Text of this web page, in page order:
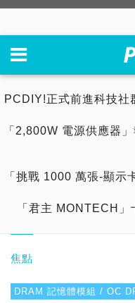
PCDIY!正式前進科技社
「2,800W 電源供應器
「挑戰 1000 萬張-顯示
「君主 MONTECH
焦點
DRAM 記憶體模組 / OC